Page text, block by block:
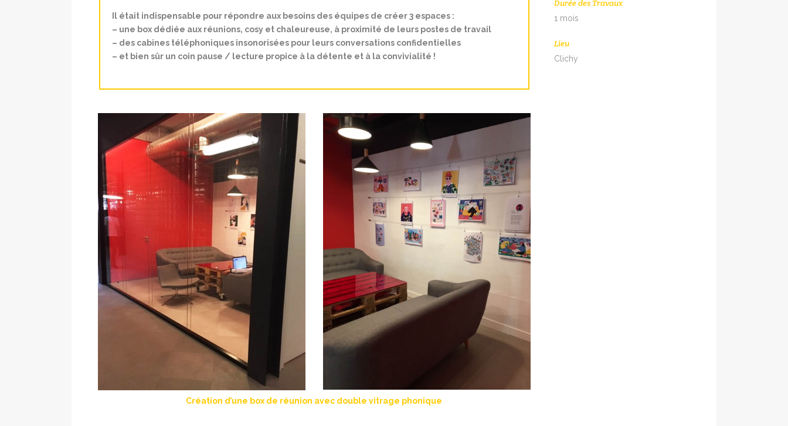
Il était indispensable pour répondre aux besoins des équipes de créer 3 espaces :
– une box dédiée aux réunions, cosy et chaleureuse, à proximité de leurs postes de travail
– des cabines téléphoniques insonorisées pour leurs conversations confidentielles
– et bien sûr un coin pause / lecture propice à la détente et à la convivialité !
Création d’une box de réunion avec double vitrage phonique
Durée des Travaux
1 mois
Lieu
Clichy